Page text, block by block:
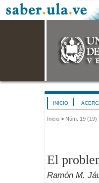
INICIO
Inicio > Núm. 19 (19)
El
Ramón M.